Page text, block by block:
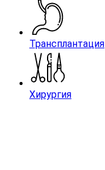
Трансплантация
Хирургия